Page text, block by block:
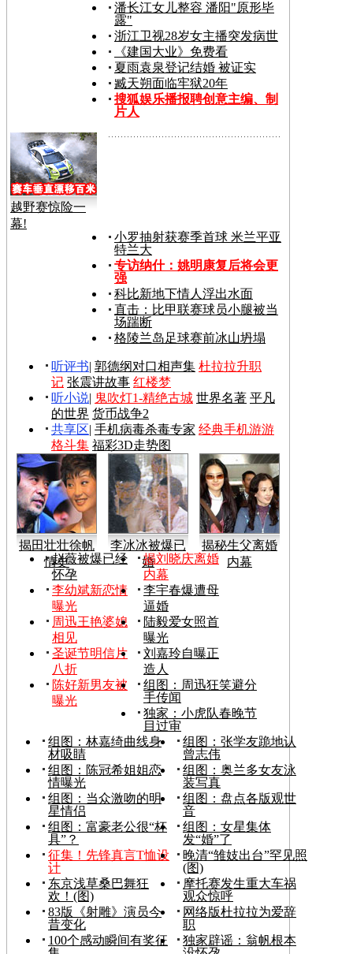
潘长江女儿整容 潘阳"原形毕
露"
浙江卫视28岁女主播突发病世
《建国大业》免费看
夏雨袁泉登记结婚 被证实
臧天朔面临牢狱20年
搜狐娱乐播报聘创意主编、制
片人
越野赛惊险一
幕!
小罗抽射获赛季首球 米兰平亚
特兰大
专访纳什：姚明康复后将会更
强
科比新地下情人浮出水面
直击：比甲联赛球员小腿被当
场踹断
格陵兰岛足球赛前冰山坍塌
听评书| 郭德纲对口相声集 杜拉拉升职
记 张震讲故事 红楼梦
听小说| 鬼吹灯1-精绝古城 世界名著 平凡
的世界 货币战争2
共享区| 手机病毒杀毒专家 经典手机游游
格斗集 福彩3D走势图
揭田壮壮徐帆
情史
李冰冰被爆已
婚
揭秘生父离婚
内幕
赵薇被爆已经
怀孕
揭刘晓庆离婚
内幕
李幼斌新恋情
曝光
李宇春爆遭母
逼婚
周迅王艳婆媳
相见
陆毅爱女照首
曝光
圣诞节明信片
八折
刘嘉玲自曝正
造人
陈好新男友被
曝光
组图：周迅狂笑避分
手传闻
独家：小虎队春晚节
目过审
组图：林嘉绮曲线身
材吸睛
组图：张学友跪地认
曾志伟
组图：陈冠希姐姐恋
情曝光
组图：奥兰多女友泳
装写真
组图：当众激吻的明
星情侣
组图：盘点各版观世
音
组图：富豪老公很“杯
具”？
组图：女星集体
发“婚”了
征集！先锋真言T恤设
计
晚清“雏妓出台”罕见照
(图)
东京浅草桑巴舞狂
欢！(图)
摩托赛发生重大车祸
观众惊呼
83版《射雕》演员今
昔变化
网络版杜拉拉为爱辞
职
100个感动瞬间有奖征
独家辟谣：翁帆根本